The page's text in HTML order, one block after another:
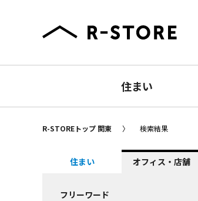
住まい
R-STOREトップ 関東 検索結果
住まい オフィス・店舗
フリーワード